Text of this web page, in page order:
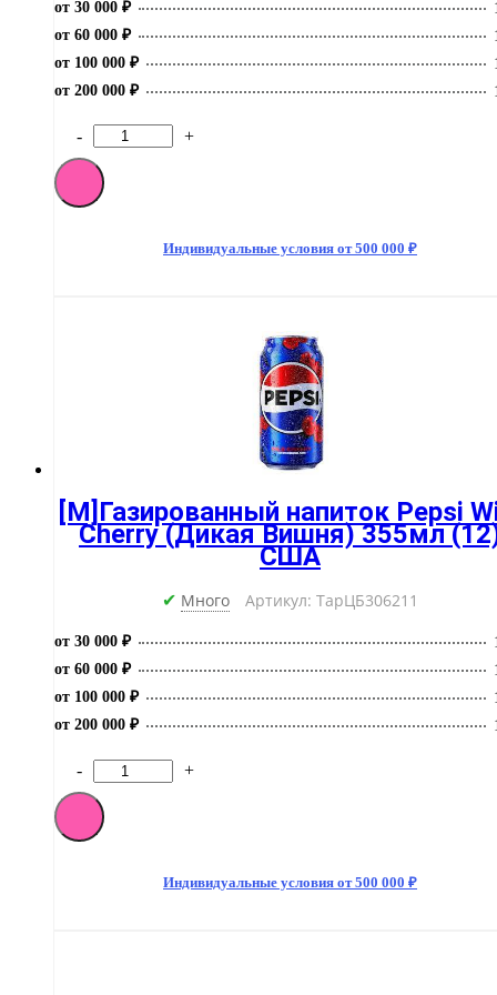
от 30 000 ₽
от 60 000 ₽
от 100 000 ₽
от 200 000 ₽
Количество
товара
[M]Газированный
напиток
- +
Индивидуальные условия от 500 000 ₽
[M]Газированный напиток Pepsi
Cherry (Дикая Вишня) 355мл
США
✔ Много Артикул: ТарЦБ306211
от 30 000 ₽
от 60 000 ₽
от 100 000 ₽
от 200 000 ₽
Количество
товара
[M]Газированный
напиток
- +
Индивидуальные условия от 500 000 ₽